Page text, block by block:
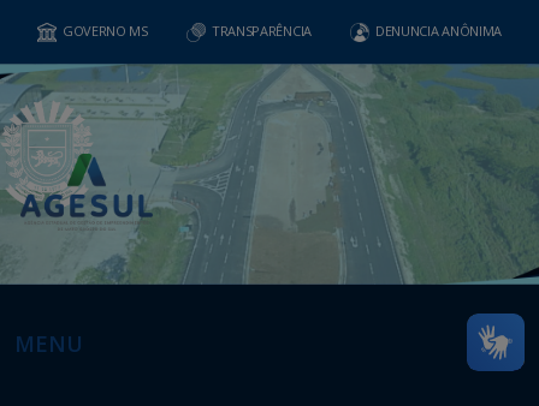
GOVERNO MS TRANSPARÊNCIA DENUNCIA ANÔNIMA
MENU